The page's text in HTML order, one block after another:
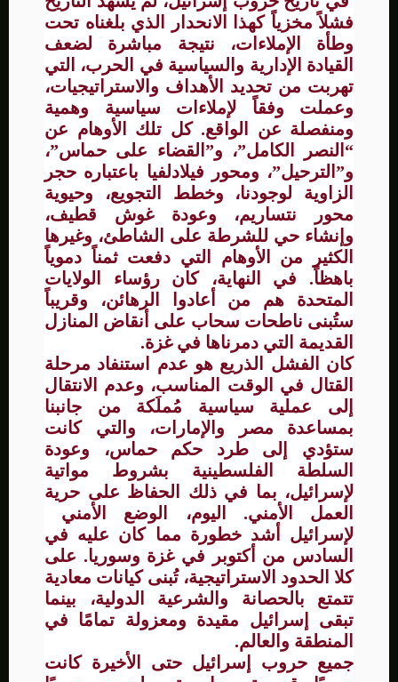
فشلاً مخزياً كهذا الانحدار الذي بلغناه تحت
وطأة الإملاءات، نتيجة مباشرة لضعف
القيادة الإدارية والسياسية في الحرب، التي
تهربت من تحديد الأهداف والاستراتيجيات،
وعملت وفقاً لإملاءات سياسية وهمية
ومنفصلة عن الواقع. كل تلك الأوهام عن
“النصر الكامل”، و”القضاء على حماس”،
و”الترحيل”، ومحور فيلادلفيا باعتباره حجر
الزاوية لوجودنا، وخطط التجويع، وحيوية
محور نتساريم، وعودة غوش قطيف،
وإنشاء حي للشرطة على الشاطئ، وغيرها
الكثير من الأوهام التي دفعت ثمناً دموياً
باهظاً. في النهاية، كان رؤساء الولايات
المتحدة هم من أعادوا الرهائن، وقريباً
ستُبنى ناطحات سحاب على أنقاض المنازل
القديمة التي دمرناها في غزة.
كان الفشل الذريع هو عدم استنفاد مرحلة
القتال في الوقت المناسب، وعدم الانتقال
إلى عملية سياسية مُملَكة من جانبنا
بمساعدة مصر والإمارات، والتي كانت
ستؤدي إلى طرد حكم حماس، وعودة
السلطة الفلسطينية بشروط مواتية
لإسرائيل، بما في ذلك الحفاظ على حرية
العمل الأمني. اليوم، الوضع الأمني
لإسرائيل أشد خطورة مما كان عليه في
السادس من أكتوبر في غزة وسوريا. على
كلا الحدود الاستراتيجية، تُبنى كيانات معادية
تتمتع بالحصانة والشرعية الدولية، بينما
تبقى إسرائيل مقيدة ومعزولة تمامًا في
المنطقة والعالم.
جميع حروب إسرائيل حتى الأخيرة كانت